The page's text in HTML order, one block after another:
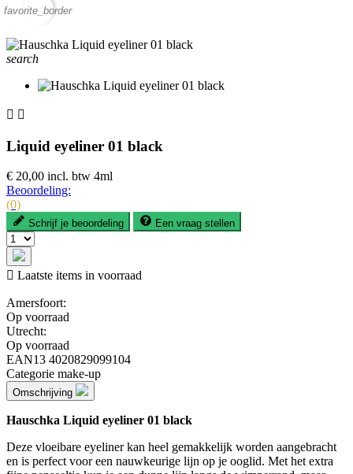
favorite_border
search
 
Liquid eyeliner 01 black
€ 20,00 incl. btw 4ml
Beoordeling:
(0)
Schrijf je beoordeling Een vraag stellen
 Laatste items in voorraad
Amersfoort:
Op voorraad
Utrecht:
Op voorraad
EAN13 4020829099104
Categorie make-up
Omschrijving
Hauschka Liquid eyeliner 01 black
Deze vloeibare eyeliner kan heel gemakkelijk worden aangebracht
en is perfect voor een nauwkeurige lijn op je ooglid. Met het extra